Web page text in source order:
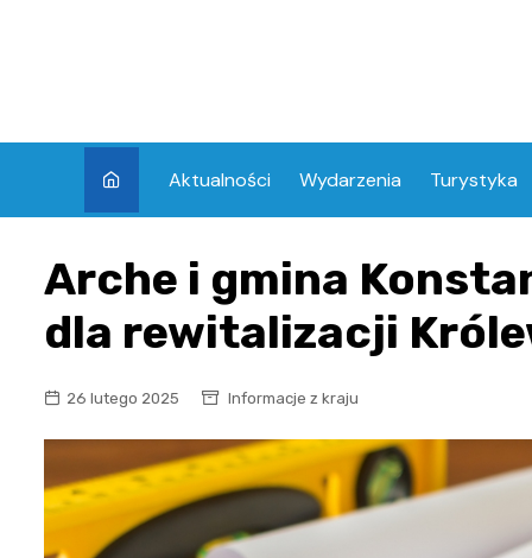
Aktualności Wydarzenia Turystyka
Arche i gmina
dla rewitalizacji
26 lutego 2025 Informacje z kraju